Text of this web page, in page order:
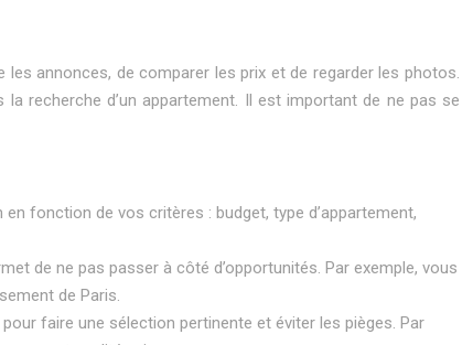
annonces, de comparer les prix et de regarder les photos.
recherche d’un appartement. Il est important de ne pas se
fonction de vos critères : budget, type d’appartement,
de ne pas passer à côté d’opportunités. Par exemple, vous
de Paris.
faire une sélection pertinente et éviter les pièges. Par